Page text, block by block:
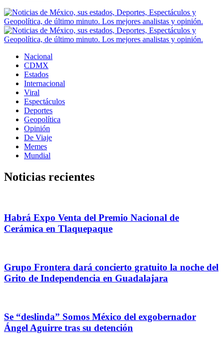
Nacional
CDMX
Estados
Internacional
Viral
Espectáculos
Deportes
Geopolítica
Opinión
De Viaje
Memes
Mundial
Noticias recientes
Habrá Expo Venta del Premio Nacional de
Cerámica en Tlaquepaque
Grupo Frontera dará concierto gratuito la noche del
Grito de Independencia en Guadalajara
Se “deslinda” Somos México del exgobernador
Ángel Aguirre tras su detención